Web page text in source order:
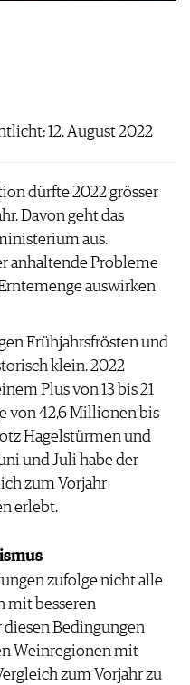
12. August 2022
dürfte 2022 grösser
Davon geht das
aus.
anhaltende Probleme
auswirken
Frühjahrsfrösten und
klein. 2022
Plus von 13 bis 21
von 42,6 Millionen bis
Hagelstürmen und
und Juli habe der
zum Vorjahr
erlebt.
zufolge nicht alle
mit besseren
diesen Bedingungen
Weinregionen mit
zum Vorjahr zu